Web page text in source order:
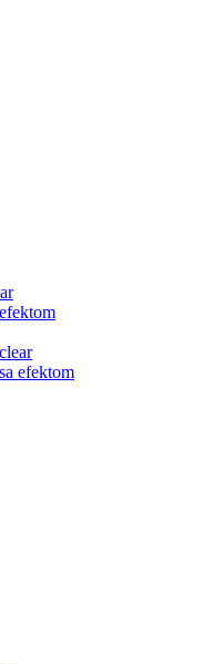
efektom